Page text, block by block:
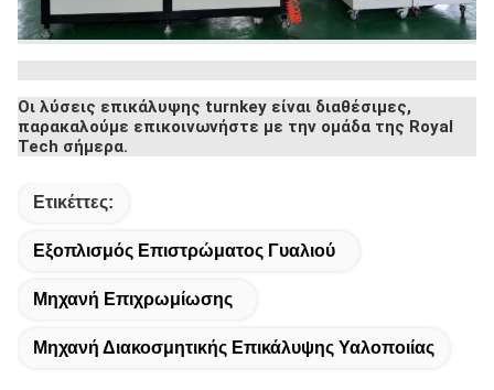
Οι λύσεις επικάλυψης turnkey είναι διαθέσιμες,
παρακαλούμε επικοινωνήστε με την ομάδα της Royal
Tech σήμερα.
Ετικέττες:
Εξοπλισμός Επιστρώματος Γυαλιού
Μηχανή Επιχρωμίωσης
Μηχανή Διακοσμητικής Επικάλυψης Υαλοποιίας